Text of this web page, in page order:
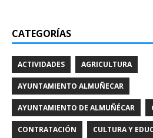
CATEGORÍAS
ACTIVIDADES AGRICULTURA
AYUNTAMIENTO ALMUÑECAR
AYUNTAMIENTO DE ALMUÑÉCAR
CONTRATACIÓN CULTURA Y